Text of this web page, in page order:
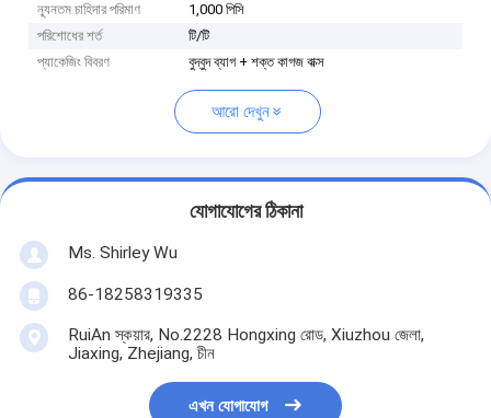
ন্যূনতম চাহিদার পরিমাণ
1,000 পিসি
পরিশোধের শর্ত
টি/টি
প্যাকেজিং বিবরণ
বুদ্বুদ ব্যাগ + শক্ত কাগজ বাক্স
আরো দেখুন
যোগাযোগের ঠিকানা
Ms. Shirley Wu
86-18258319335
RuiAn স্কয়ার, No.2228 Hongxing রোড, Xiuzhou জেলা,
Jiaxing, Zhejiang, চীন
এখন যোগাযোগ